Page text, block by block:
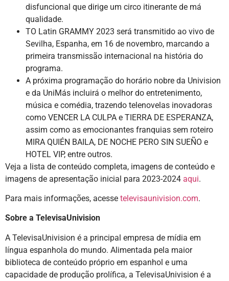
disfuncional que dirige um circo itinerante de má
qualidade.
TO Latin GRAMMY 2023 será transmitido ao vivo de
Sevilha, Espanha, em 16 de novembro, marcando a
primeira transmissão internacional na história do
programa.
A próxima programação do horário nobre da Univision
e da UniMás incluirá o melhor do entretenimento,
música e comédia, trazendo telenovelas inovadoras
como VENCER LA CULPA e TIERRA DE ESPERANZA,
assim como as emocionantes franquias sem roteiro
MIRA QUIÉN BAILA, DE NOCHE PERO SIN SUEÑO e
HOTEL VIP, entre outros.
Veja a lista de conteúdo completa, imagens de conteúdo e
imagens de apresentação inicial para 2023-2024 aqui.
Para mais informações, acesse televisaunivision.com.
Sobre a TelevisaUnivision
A TelevisaUnivision é a principal empresa de mídia em
língua espanhola do mundo. Alimentada pela maior
biblioteca de conteúdo próprio em espanhol e uma
capacidade de produção prolífica, a TelevisaUnivision é a